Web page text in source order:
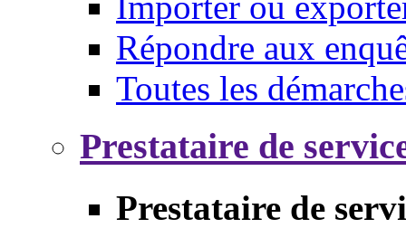
Répondre aux
Toutes les
Prestataire de
Prestataire de